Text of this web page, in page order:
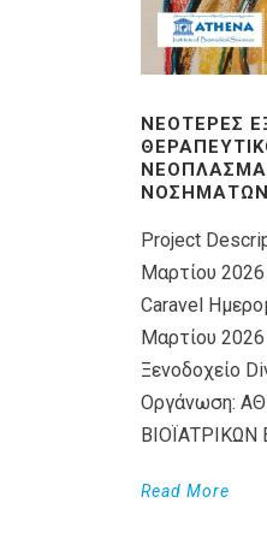
ΝΕΌΤΕΡΕΣ
ΝΟΣΗΜΆΤΩΝ
Project
Μαρτίου
Caravel
Μαρτίου
Ξενοδοχείο
Οργάνωση:
Read More